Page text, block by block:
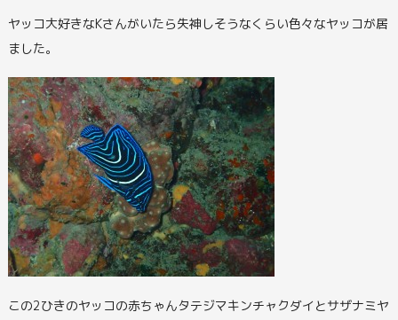
ヤッコ大好きなKさんがいたら失神しそうなくらい色々なヤッコが居
ました。
この2ひきのヤッコの赤ちゃんタテジマキンチャクダイとサザナミヤ